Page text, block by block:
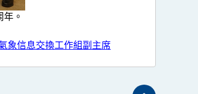
。
象信息交換工作組副主席